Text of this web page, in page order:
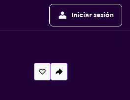
Iniciar sesión